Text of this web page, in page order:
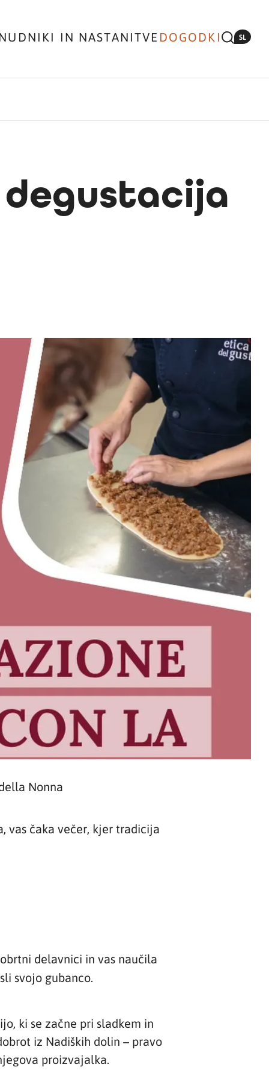
IN NASTANITVE DOGODKI SL
Nonna
vas čaka večer, kjer tradicija
delavnici in vas naučila
svojo gubanco.
ki se začne pri sladkem in
iz Nadiških dolin – pravo
proizvajalka.